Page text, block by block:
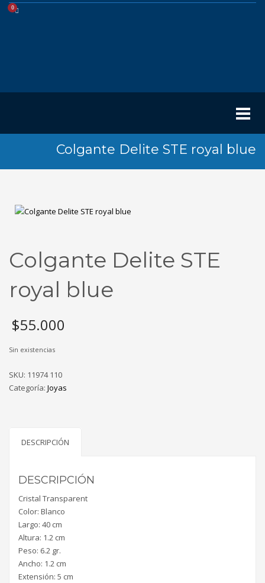
Colgante Delite STE royal blue
Colgante Delite STE
royal blue
$55.000
Sin existencias
SKU: 11974 110
Categoría: Joyas
DESCRIPCIÓN
DESCRIPCIÓN
Cristal Transparent
Color: Blanco
Largo: 40 cm
Altura: 1.2 cm
Peso: 6.2 gr.
Ancho: 1.2 cm
Extensión: 5 cm